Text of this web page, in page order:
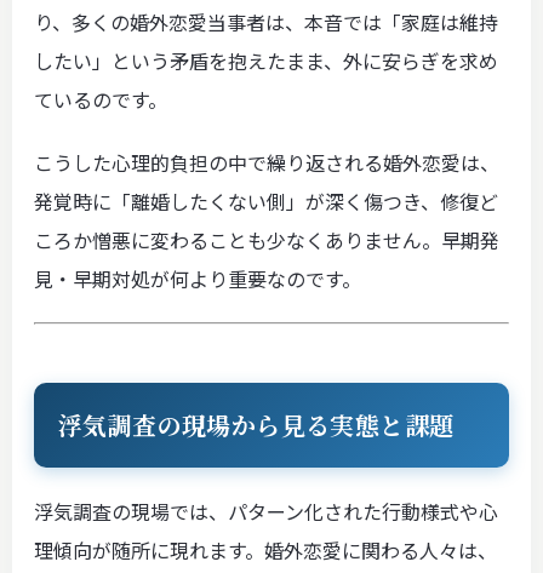
り、多くの婚外恋愛当事者は、本音では「家庭は維持
したい」という矛盾を抱えたまま、外に安らぎを求め
ているのです。
こうした心理的負担の中で繰り返される婚外恋愛は、
発覚時に「離婚したくない側」が深く傷つき、修復ど
ころか憎悪に変わることも少なくありません。早期発
見・早期対処が何より重要なのです。
浮気調査の現場から見る実態と課題
浮気調査の現場では、パターン化された行動様式や心
理傾向が随所に現れます。婚外恋愛に関わる人々は、